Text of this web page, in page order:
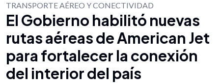
TRANSPORTE AÉREO Y CONECTIVIDAD
El Gobierno habilitó nuevas
rutas aéreas de American Jet
para fortalecer la conexión
del interior del país